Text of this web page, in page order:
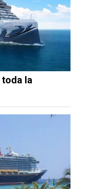
la